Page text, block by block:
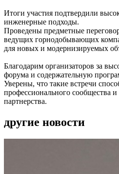
Итоги участия подтвердили
инженерные подходы.
Проведены предметные
ведущих горнодобывающих
для новых и модернизируемых
Благодарим организаторов за
форума и содержательную
Уверены, что такие встречи
профессионального сообщества
партнерства.
другие новости